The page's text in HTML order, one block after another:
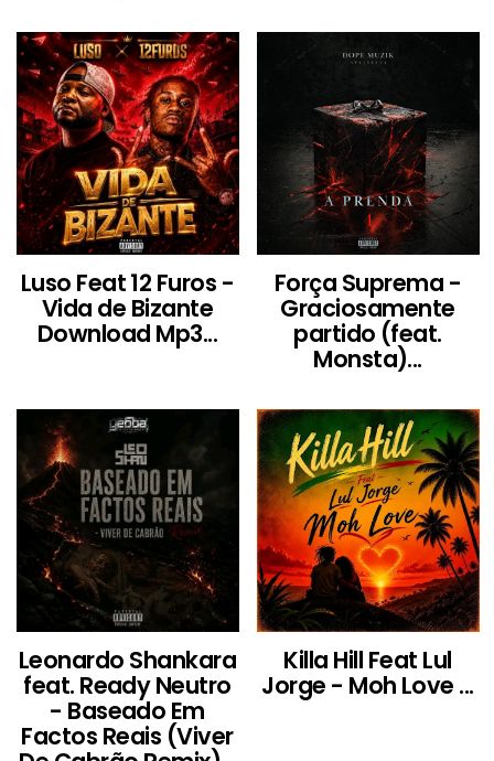
Luso Feat 12 Furos -
Vida de Bizante
Download Mp3...
Força Suprema -
Graciosamente
partido (feat.
Monsta)...
Leonardo Shankara
feat. Ready Neutro
- Baseado Em
Factos Reais (Viver
Killa Hill Feat Lul
Jorge - Moh Love ...